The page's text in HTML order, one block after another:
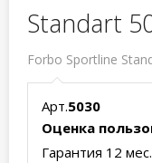
Standart
Forbo Sportline
Арт.5030
Оценка
Гарантия 12 мес.